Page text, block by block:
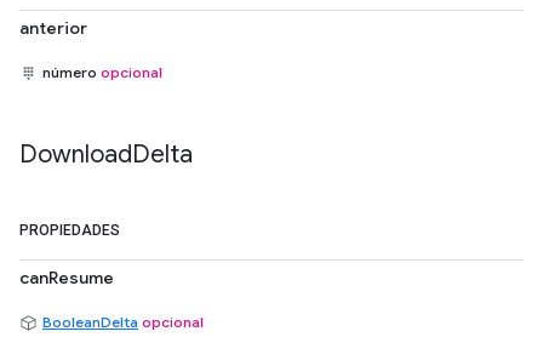
anterior
número opcional
DownloadDelta
PROPIEDADES
canResume
BooleanDelta opcional